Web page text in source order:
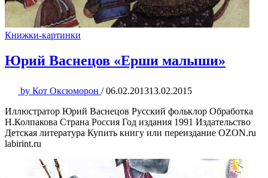
Книжки-картинки
Юрий Васнецов «Ерши малыши»
by Кот Оксюморон / 06.02.201313.02.2015
Иллюстратор Юрий Васнецов Русский фольклор Обработка
Н.Колпакова Страна Россия Год издания 1991 Издательство
Детская литература Купить книгу или переиздание OZON.ru
labirint.ru